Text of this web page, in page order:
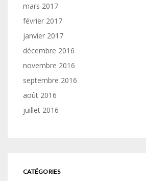
mars 2017
février 2017
janvier 2017
décembre 2016
novembre 2016
septembre 2016
août 2016
juillet 2016
CATÉGORIES